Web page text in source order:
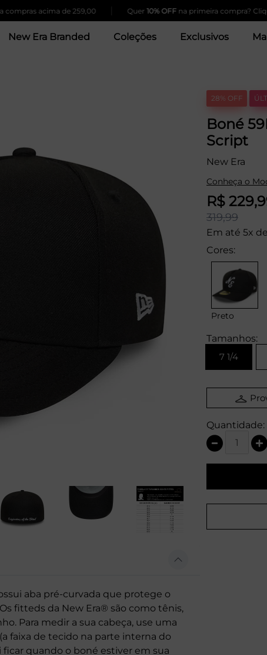
acima de 259,00 | 10% OFFna primeira compra? Clique
New Era Branded Coleções Exclusivos
aba pré-curvada que protege o
fitteds da New Era® são como tênis,
Para medir a sua cabeça, use uma
faixa de tecido na parte interna do
quando o boné estiver em sua
28% OFF
Boné
Script
New Era
Conheça o
R$
319,99
Em até 5x
Cores:
Preto
Tamanhos:
7 1/4
Quantidade: